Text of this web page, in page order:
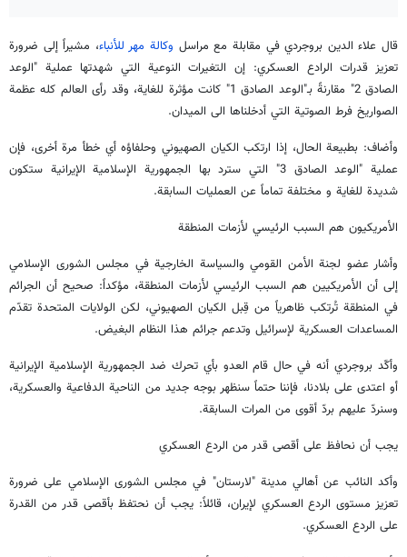
قال علاء الدين بروجردي في مقابلة مع مراسل وكالة مهر للأنباء، مشيراً إلى ضرورة
تعزيز قدرات الرادع العسكري: إن التغيرات النوعية التي شهدتها عملية "الوعد
الصادق 2" مقارنةً بـ"الوعد الصادق 1" كانت مؤثرة للغاية، وقد رأى العالم كله عظمة
الصواريخ فرط الصوتية التي أدخلناها الى الميدان.
وأضاف: بطبيعة الحال، إذا ارتكب الكيان الصهيوني وحلفاؤه أي خطأ مرة أخرى، فإن
عملية "الوعد الصادق 3" التي سترد بها الجمهورية الإسلامية الإيرانية ستكون
شديدة للغاية و مختلفة تماماً عن العمليات السابقة.
الأمريكيون هم السبب الرئيسي لأزمات المنطقة
وأشار عضو لجنة الأمن القومي والسياسة الخارجية في مجلس الشورى الإسلامي
إلى أن الأمريكيين هم السبب الرئيسي لأزمات المنطقة، مؤكداً: صحيح أن الجرائم
في المنطقة تُرتكب ظاهرياً من قِبل الكيان الصهيوني، لكن الولايات المتحدة تقدّم
المساعدات العسكرية لإسرائيل وتدعم جرائم هذا النظام البغيض.
وأكّد بروجردي أنه في حال قام العدو بأي تحرك ضد الجمهورية الإسلامية الإيرانية
أو اعتدى على بلادنا، فإننا حتماً سنظهر بوجه جديد من الناحية الدفاعية والعسكرية،
وسنردّ عليهم بردّ أقوى من المرات السابقة.
يجب أن نحافظ على أقصى قدر من الردع العسكري
وأكد النائب عن أهالي مدينة "لارستان" في مجلس الشورى الإسلامي على ضرورة
تعزيز مستوى الردع العسكري لإيران، قائلاً: يجب أن نحتفظ بأقصى قدر من القدرة
على الردع العسكري.